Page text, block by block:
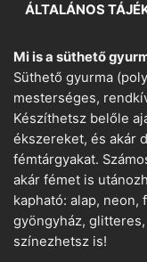
ÁLTALÁNOS
Mi is a süthető
Süthető gyurma
mesterséges,
Készíthetsz belőle
ékszereket, és akár
fémtárgyakat.
akár fémet is
kapható: alap, neon,
gyöngyház,
színezhetsz is!